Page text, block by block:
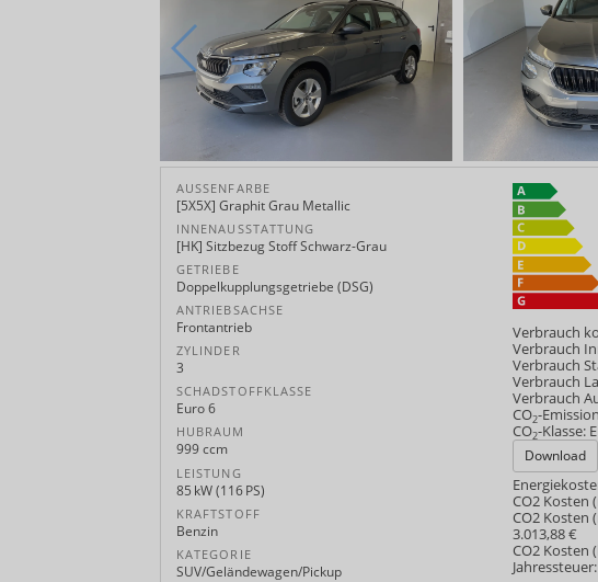
AUSSENFARBE
[5X5X] Graphit Grau Metallic
INNENAUSSTATTUNG
[HK] Sitzbezug Stoff Schwarz-Grau
GETRIEBE
Doppelkupplungsgetriebe (DSG)
ANTRIEBSACHSE
Frontantrieb
ZYLINDER
3
SCHADSTOFFKLASSE
Euro 6
HUBRAUM
999 ccm
LEISTUNG
85 kW (116 PS)
KRAFTSTOFF
Benzin
KATEGORIE
SUV/Geländewagen/Pickup
Verbrauch
Verbrauch
Verbrauch
Verbrauch
Verbrauch
CO2-
CO2-Klasse: E
Download
CO2 Kosten
CO2 Kosten
3.013,88 €
CO2 Kosten
Jahressteuer: